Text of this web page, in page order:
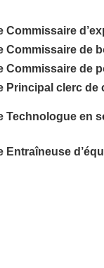
Commissaire
Commissaire de
Commissaire de
Principal clerc
Technologue en
Entraîneuse